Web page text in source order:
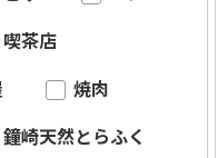
茶店
焼肉
鐘崎天然とらふく